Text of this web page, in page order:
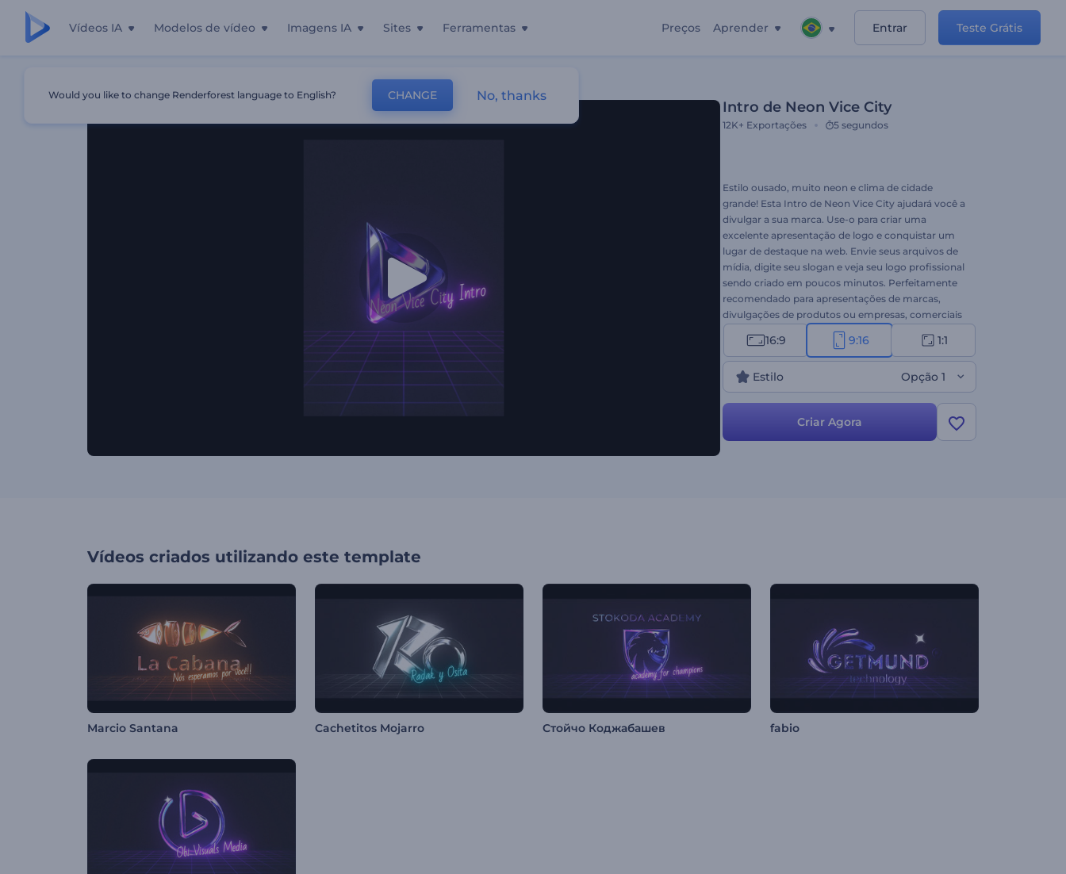
Vídeos IA Modelos de vídeo Imagens IA Sites Ferramentas Preços Aprender Entrar Teste Grátis
Intro de Neon Vice City
12K+ Exportações 5 segundos
Estilo ousado, muito neon e clima de cidade
grande! Esta Intro de Neon Vice City ajudará você a
divulgar a sua marca. Use-o para criar uma
excelente apresentação de logo e conquistar um
lugar de destaque na web. Envie seus arquivos de
mídia, digite seu slogan e veja seu logo profissional
sendo criado em poucos minutos. Perfeitamente
recomendado para apresentações de marcas,
divulgações de produtos ou empresas, comerciais
de TV, introduções de canais do YouTube e muito
mais. Experimente agora!
16:9 9:16 1:1
Estilo Opção 1
Criar Agora
Vídeos criados utilizando este template
Marcio Santana Cachetitos Mojarro Стойчо Коджабашев fabio
Would you like to change Renderforest language to English? CHANGE No, thanks